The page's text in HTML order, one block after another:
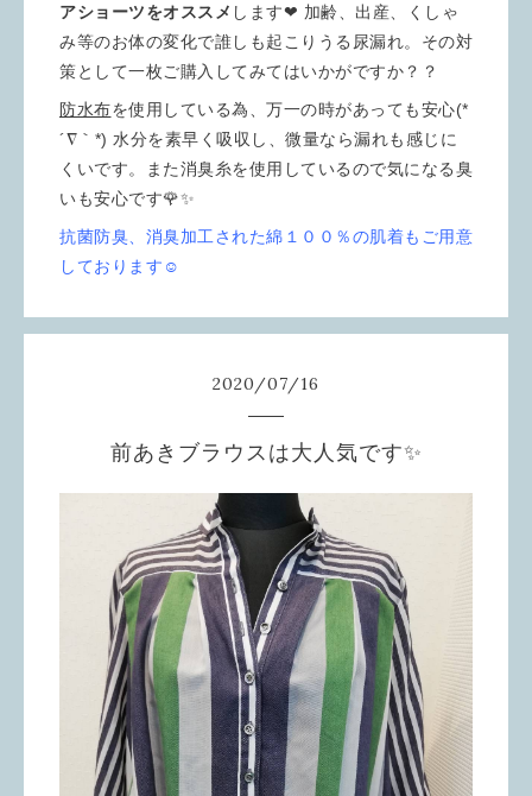
アショーツをオススメ します❤︎ 加齢、出産、くしゃ
み等のお体の変化で誰しも起こりうる尿漏れ。その対
策として一枚ご購入してみてはいかがですか？？
防水布を使用している為、万一の時があっても安心(*
´∇｀*) 水分を素早く吸収し、微量なら漏れも感じに
くいです。また消臭糸を使用しているので気になる臭
いも安心です🌹✨
抗菌防臭、消臭加工された綿１００％の肌着もご用意
しております☺︎
2020 /07/16
前あきブラウスは大人気です✨